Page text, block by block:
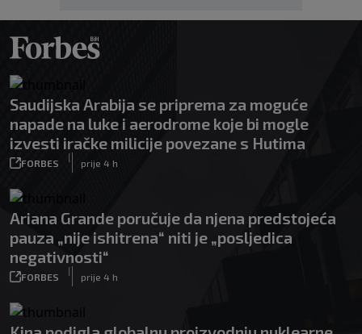
Saudijska Arabija se priprema za moguće
napade na luke i aerodrome koje bi mogle
izvesti iračke milicije povezane s Hutima
FORBES
|
prije 4 h
Ariana Grande poručuje da njena predstojeća
pauza „nije ishitrena“ niti je „posljedica
negativnosti“
FORBES
|
prije 4 h